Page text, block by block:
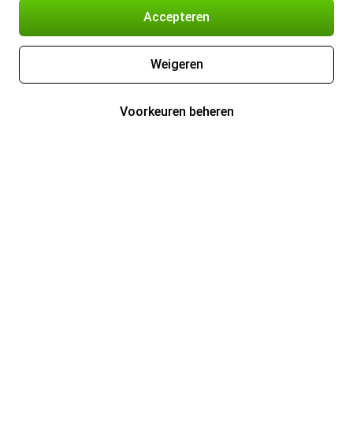
Accepteren
Weigeren
Voorkeuren beheren